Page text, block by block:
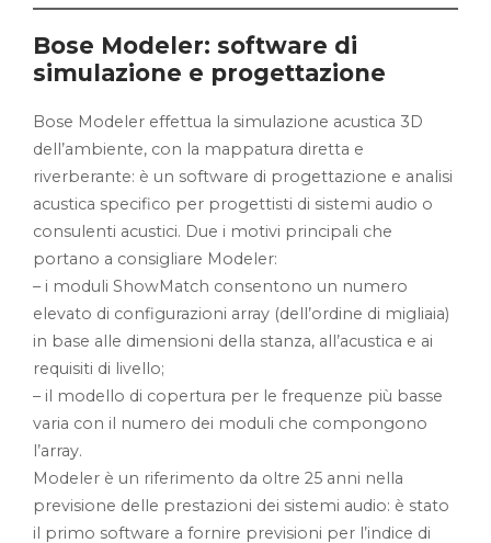
Bose Modeler: software di
simulazione e progettazione
Bose Modeler effettua la simulazione acustica 3D
dell’ambiente, con la mappatura diretta e
riverberante: è un software di progettazione e analisi
acustica specifico per progettisti di sistemi audio o
consulenti acustici. Due i motivi principali che
portano a consigliare Modeler:
– i moduli ShowMatch consentono un numero
elevato di configurazioni array (dell’ordine di migliaia)
in base alle dimensioni della stanza, all’acustica e ai
requisiti di livello;
– il modello di copertura per le frequenze più basse
varia con il numero dei moduli che compongono
l’array.
Modeler è un riferimento da oltre 25 anni nella
previsione delle prestazioni dei sistemi audio: è stato
il primo software a fornire previsioni per l’indice di